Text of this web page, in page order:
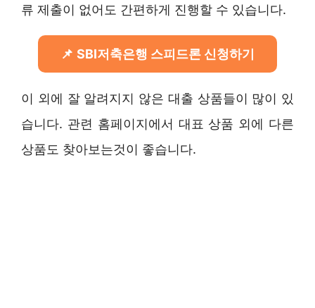
류 제출이 없어도 간편하게 진행할 수 있습니다.
SBI저축은행 스피드론 신청하기
이 외에 잘 알려지지 않은 대출 상품들이 많이 있
습니다. 관련 홈페이지에서 대표 상품 외에 다른
상품도 찾아보는것이 좋습니다.